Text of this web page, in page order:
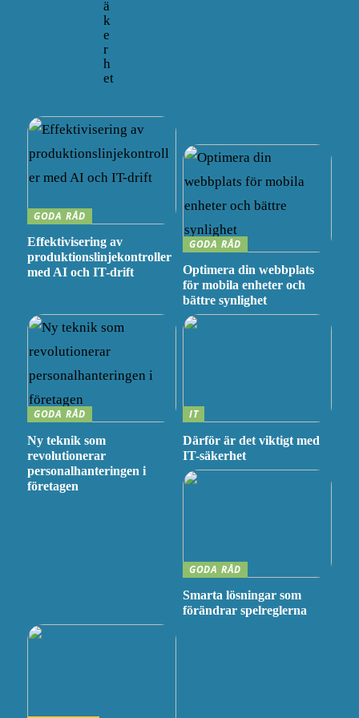
ä
k
e
r
h
et
GODA RÅD
Effektivisering av
produktionslinjekontroller
med AI och IT-drift
GODA RÅD
Optimera din webbplats
för mobila enheter och
bättre synlighet
GODA RÅD
Ny teknik som
revolutionerar
personalhanteringen i
företagen
IT
Därför är det viktigt med
IT-säkerhet
GODA RÅD
Smarta lösningar som
förändrar spelreglerna